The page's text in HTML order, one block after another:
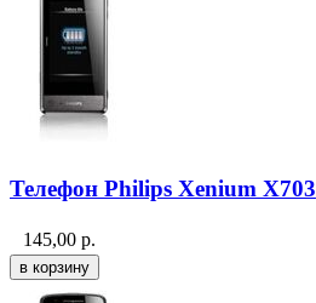
Телефон Philips Xenium X703
145,00 р.